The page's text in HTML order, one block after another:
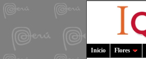
Inicio Flores